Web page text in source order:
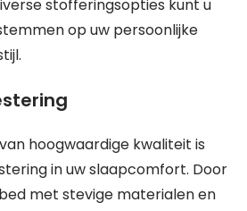
stofferingsopties kunt u
op uw persoonlijke
hoogwaardige kwaliteit is
in uw slaapcomfort. Door
met stevige materialen en